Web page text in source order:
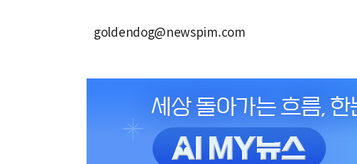
goldendog@newspim.com